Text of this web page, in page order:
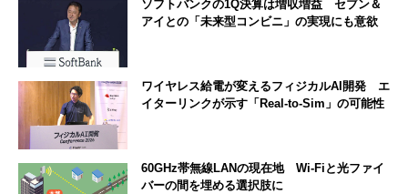
ソフトバンクの1Q決算は増収増益 セブン＆
アイとの「未来型コンビニ」の実現にも意欲
ワイヤレス給電が変えるフィジカルAI開発 エ
イターリンクが示す「Real-to-Sim」の可能性
60GHz帯無線LANの現在地 Wi-Fiと光ファイ
バーの間を埋める選択肢に